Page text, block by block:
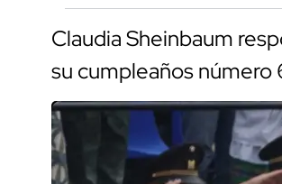
Claudia Sheinbaum
su cumpleaños número